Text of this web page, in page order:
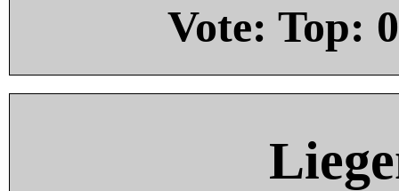
Vote: Top: 0